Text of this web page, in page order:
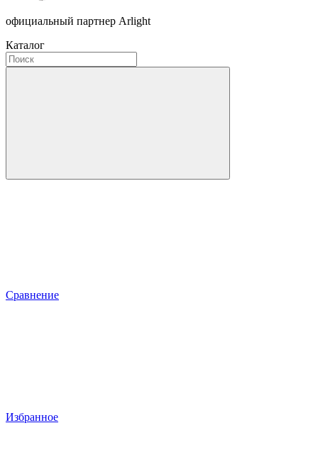
официальный партнер Arlight
Каталог
Сравнение
Избранное